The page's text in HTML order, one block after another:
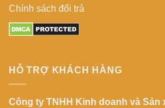
Chính sách đổi trả
HỖ TRỢ KHÁCH HÀNG
Công ty TNHH Kinh doanh và Sản